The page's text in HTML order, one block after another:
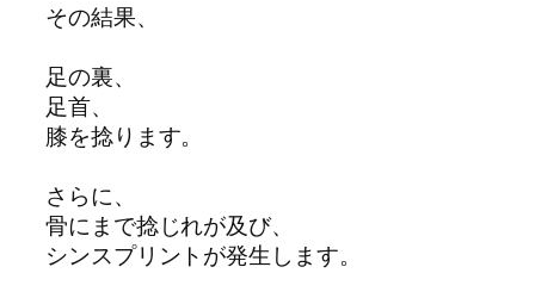
その結果、
足の裏、
足首、
膝を捻ります。
さらに、
骨にまで捻じれが及び、
シンスプリントが発生します。